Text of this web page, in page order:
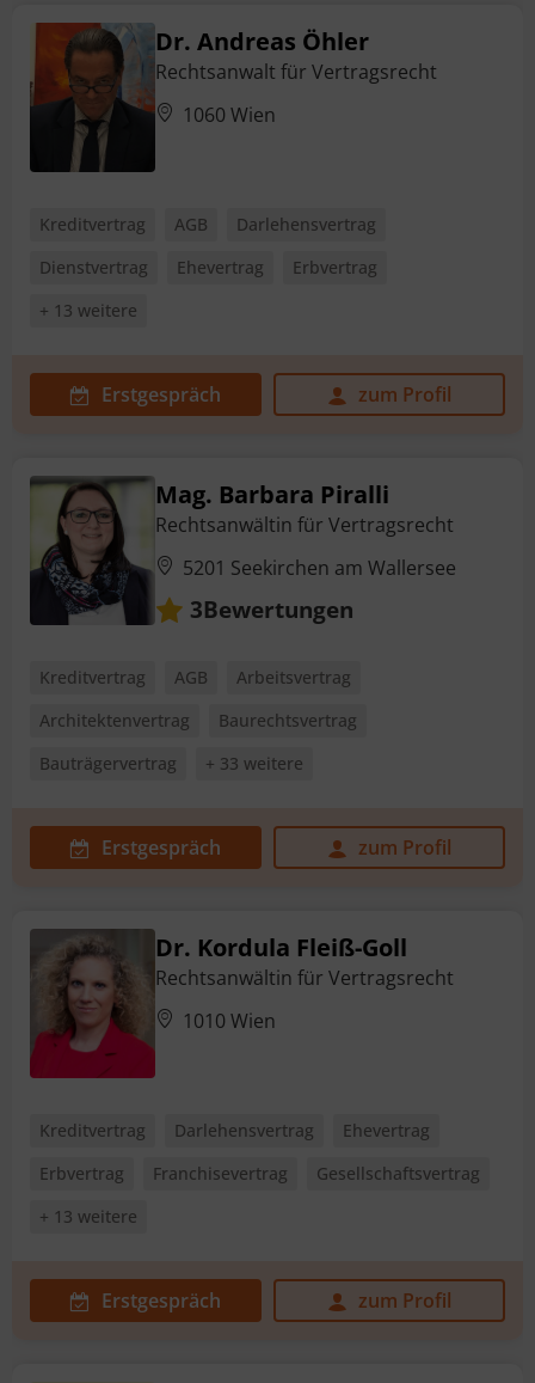
Dr. Andreas Öhler
Rechtsanwalt für Vertragsrecht
1060 Wien
Kreditvertrag AGB
Darlehensvertrag
Dienstvertrag
Ehevertrag
Erbvertrag
+ 13 weitere
Erstgespräch zum Profil
Mag. Barbara Piralli
Rechtsanwältin für Vertragsrecht
5201 Seekirchen am Wallersee
3Bewertungen
Kreditvertrag AGB
Arbeitsvertrag
Architektenvertrag
Baurechtsvertrag
Bauträgervertrag
+ 33 weitere
Erstgespräch zum Profil
Dr. Kordula Fleiß-Goll
Rechtsanwältin für Vertragsrecht
1010 Wien
Kreditvertrag Darlehensvertrag
Ehevertrag
Erbvertrag
Franchisevertrag
Gesellschaftsvertrag
+ 13 weitere
Erstgespräch zum Profil